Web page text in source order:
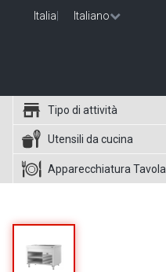
Italia Italiano
Tipo di attività
Utensili da cucina
Apparecchiatura Tavola